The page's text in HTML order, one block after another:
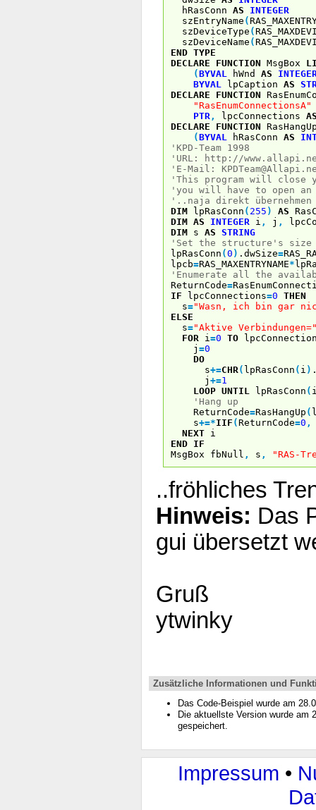
hRasConn AS
INTEGER
szEntryName (
szDeviceType (
szDeviceName (
END TYPE
DECLARE
FUNCTION MsgBox
(BYVAL hWnd AS
BYVAL lpCaption AS
DECLARE
FUNCTION
"RasEnumConnectionsA"
PTR, lpcConnections
DECLARE
FUNCTION
(BYVAL hRasConn AS
'KPD-Team 1998
'URL: http://
'E-Mail:
'This program will
'you will have to open
'..naja direkt
DIM lpRasConn ( 255 ) AS
DIM AS INTEGER i , j ,
DIM s AS STRING
'Set the structure's size
lpRasConn (0 ) .dwSize=
lpcb=RAS_MAXENTRYNAME*
'Enumerate all the
ReturnCode=
IF lpcConnections=0 THEN
s="Wasn, ich bin gar
ELSE
s="Aktive
FOR i=0 TO
j =0
DO
s+=CHR( lpRasConn ( i )
j +=1
LOOP UNTIL lpRasConn (
'Hang up
ReturnCode=RasHangUp (
s+=*IIF (ReturnCode=0 ,
NEXT i
END IF
MsgBox fbNull , s , "RAS-
..fröhliches
Hinweis: Das
gui übersetzt
Gruß
ytwinky
Zusätzliche Informationen und
Das Code-Beispiel wurde am
Die aktuellste Version wurde am
gespeichert.
Impressum •